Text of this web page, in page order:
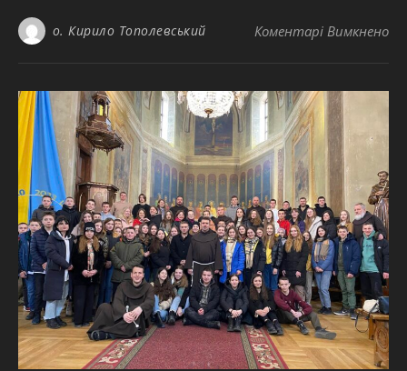
о. Кирило Тополевський Коментарі Вимкненодо